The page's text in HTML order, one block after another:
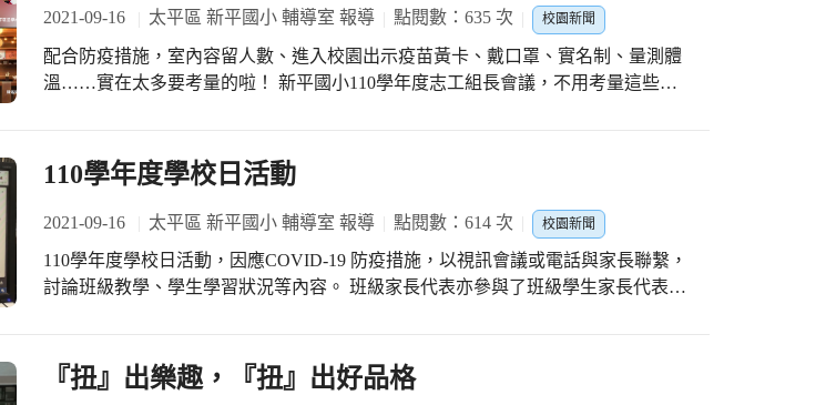
學精進，受益最多的卻是學生。 文昌戶外學堂是個走讀社群，社群組成份子多元：
教社會、資訊、自然、本土語的老師都有，也因為組成人員多元，激發出的意念更
是新穎，創新發展走讀社區，讓學習課程與社區文化緊密連結，使得社區與親師生
跡，這群熱血的老師們今年轉戰雙語教學，分別在資訊課及音樂實施，英語老師的
成長小蛋糕…感受了大雅的彌月氣氛，謝謝大家給我們這麼多的關愛與協助，謝謝
爸爸、媽媽和爺爺、奶奶用愛心與耐心陪伴寶貝度過適應期，謝謝大雅國中的校
長、主任、組長和辛苦的警衛叔叔、伯伯及各處室的老師們，接下來…我們要展開
更多學習與探險囉！請跟著小寶貝們向快樂學習出發吧^^
2021-09-16 太平區 新平國小 輔導室 報導 點閱數：635 次 校園新聞
配合防疫措施，室內容留人數、進入校園出示疫苗黃卡、戴口罩、實名制、量測體
溫……實在太多要考量的啦！ 新平國小110學年度志工組長會議，不用考量這些防
會議成功的基石！ 本次會議確定了下一屆隊長候選人，再來就等志工大會投票囉！
志工隊隊長何金台女士真是一極棒！會議主持流暢、資訊應用能力不在話下。謝謝
隊長這2年的辛勞，也謝謝所有幹部共同操持隊務，更感謝所有志工付出心力一同守
110學年度學校日活動
2021-09-16 太平區 新平國小 輔導室 報導 點閱數：614 次 校園新聞
110學年度學校日活動，因應COVID-19 防疫措施，以視訊會議或電話與家長聯繫，
討論班級教學、學生學習狀況等內容。 班級家長代表亦參與了班級學生家長代表大
手！ 謝謝家長和校方攜手同行！有大家共同關注孩子的學習及成長，才能真正扎根
教育。
『扭』出樂趣，『扭』出好品格